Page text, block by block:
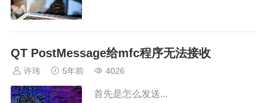
QT PostMessage给mfc程序无法接收
许玮 5年前 4026
首先是怎么发送...